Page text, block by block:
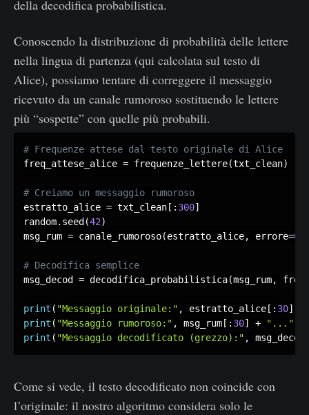
della decodifica probabilistica.
Conoscendo la distribuzione di probabilità delle lettere
nella lingua di partenza (qui calcolata sul testo di
Alice), possiamo tentare di correggere il messaggio
ricevuto da un canale rumoroso sostituendo le lettere
più “sospette” con quelle più probabili.
freq_attese_alice = frequenze_lettere(txt_clean)
estratto_alice = txt_clean [ : 300]
random. seed (42)
msg_rum = canale_rumoroso(estratto_alice, errore=
msg_decod = decodifica_probabilistica(msg_rum,
print ( "Messaggio originale:" , estratto_alice [ : 30]
print ( "Messaggio rumoroso:" , msg_rum [ : 30] + "..."
print ( "Messaggio decodificato (grezzo):" , msg_decod
Come si vede, il testo decodificato non coincide con
l’originale: il nostro algoritmo considera solo le